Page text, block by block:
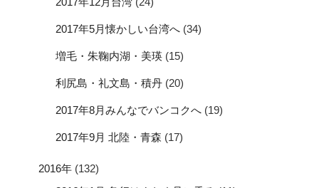
2017年5月懐かしい台湾へ (34)
増毛・朱鞠内湖・美瑛 (15)
利尻島・礼文島・積丹 (20)
2017年8月みんなでバンコクへ (19)
2017年9月 北陸・青森 (17)
2016年 (132)